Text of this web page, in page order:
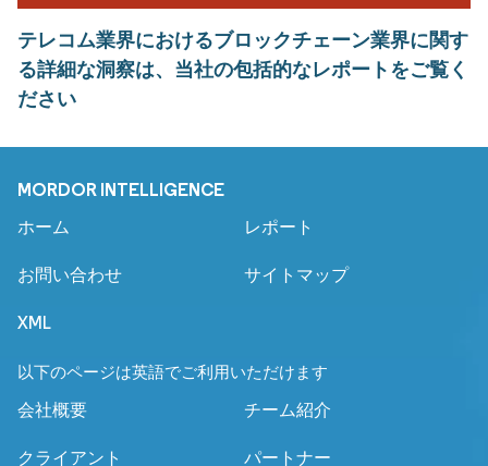
テレコム業界におけるブロックチェーン業界に関す
る詳細な洞察は、当社の包括的なレポートをご覧く
ださい
MORDOR INTELLIGENCE
ホーム レポート
お問い合わせ サイトマップ
XML
以下のページは英語でご利用いただけます
会社概要 チーム紹介
クライアント パートナー